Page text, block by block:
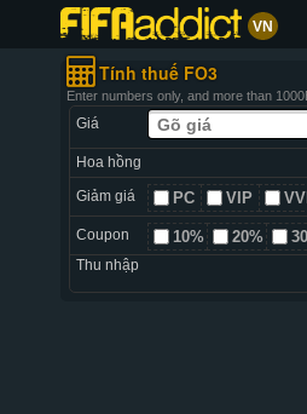
VN
Tính thuế FO3
Enter numbers only, and more than
Giá
Hoa hồng
Giảm giá
PC VIP
Coupon 10% 20%
Thu nhập